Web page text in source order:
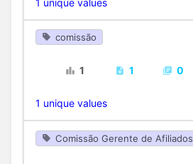
comissão
1 1 0
1 unique values
Comissão Gerente de Afiliados